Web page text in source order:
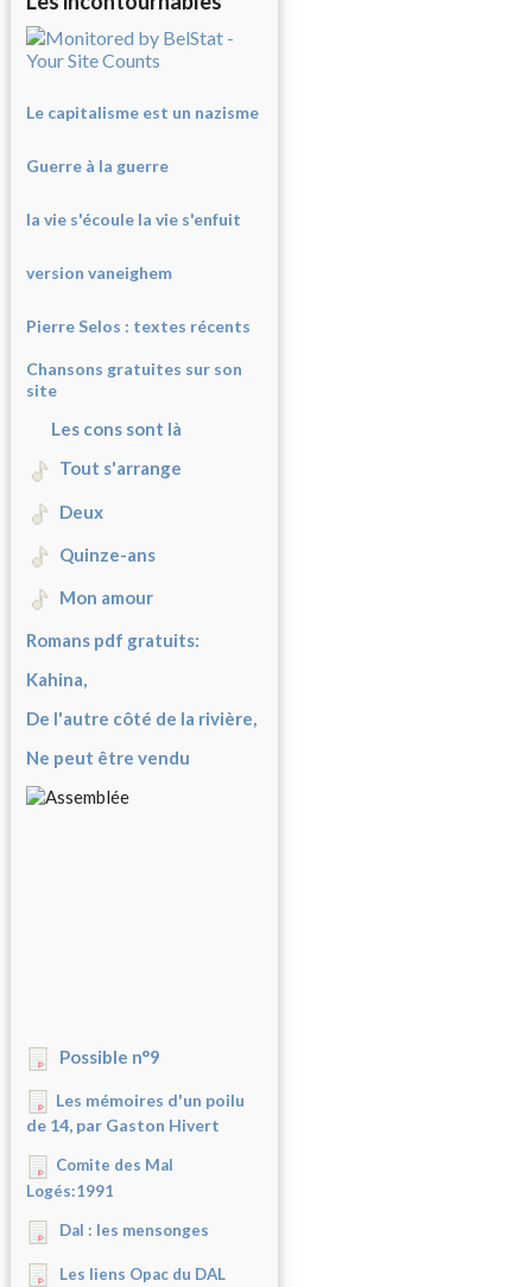
Le capitalisme est un nazisme
Guerre à la guerre
la vie s'écoule la vie s'enfuit
version vaneighem
Pierre Selos : textes récents
Chansons gratuites sur son
site
Les cons sont là
Tout s'arrange
Deux
Quinze-ans
Mon amour
Romans pdf gratuits:
Kahina,
De l'autre côté de la rivière,
Ne peut être vendu
Possible n°9
Les mémoires d'un poilu
de 14, par Gaston Hivert
Comite des Mal
Logés:1991
Dal : les mensonges
Les liens Opac du DAL